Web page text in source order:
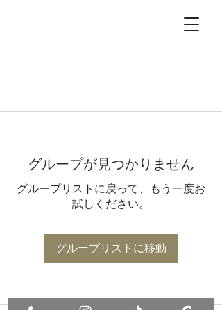
グループが見つかりません
グループリストに戻って、もう一度お
試しください。
グループリストに移動